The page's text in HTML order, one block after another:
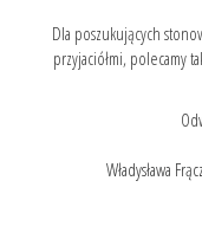
Dla poszukujących
przyjaciółmi, polecamy
Władysława